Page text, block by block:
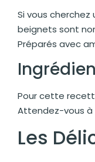
Si vous
beignets sont
Préparés avec
Pour cette
Attendez-vous à
Les